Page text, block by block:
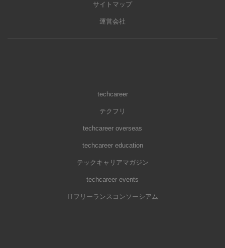
サイトマップ
運営会社
techcareer
テクフリ
techcareer overseas
techcareer education
テックキャリアマガジン
techcareer events
ITフリーランスコンソーシアム